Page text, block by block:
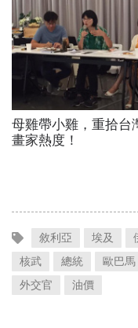
母雞帶小雞，重拾台
畫家熱度！
敘利亞 埃及
核武
總統 歐巴馬
外交官
油價